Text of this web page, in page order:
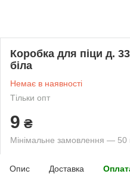
Коробка для піци д.
біла
Немає в наявності
Тільки опт
9 ₴
Мінімальне замовлення — 50
Опис Доставка